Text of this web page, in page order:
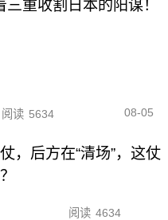
重收割日本的阳谋！
阅读 5634 08-05
，后方在“清场”，这仗
阅读 4634